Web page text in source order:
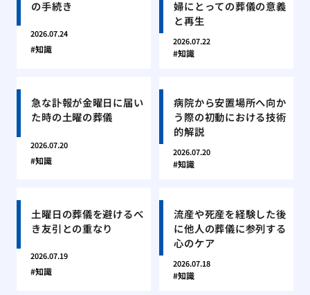
の手続き
2026.07.24
知識
婦にとっての葬儀の意義
と再生
2026.07.22
知識
急な訃報が金曜日に届い
た時の土曜の葬儀
2026.07.20
知識
病院から安置場所へ向か
う際の初動における技術
的解説
2026.07.20
知識
土曜日の葬儀を避けるべ
き友引との重なり
2026.07.19
知識
流産や死産を経験した後
に他人の葬儀に参列する
心のケア
2026.07.18
知識